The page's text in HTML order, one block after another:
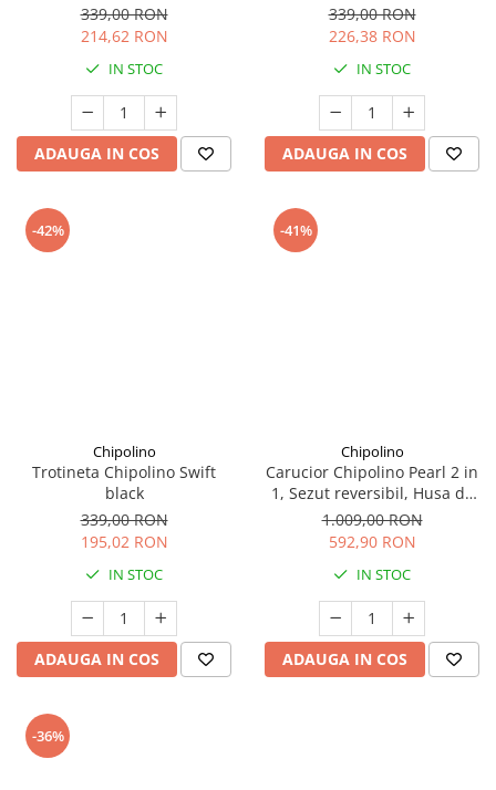
339,00 RON
214,62 RON
IN STOC
ADAUGA IN COS
339,00 RON
226,38 RON
IN STOC
ADAUGA IN COS
-42%
Chipolino
Trotineta Chipolino Swift
black
339,00 RON
195,02 RON
IN STOC
ADAUGA IN COS
-41%
Chipolino
Carucior Chipolino Pearl 2 in
1, Sezut reversibil, Husa de
picioare, Gentuta parinti,
Pana la 22 kg, Noir
1.009,00 RON
592,90 RON
IN STOC
ADAUGA IN COS
-36%